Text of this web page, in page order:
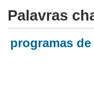
Palavras
programas